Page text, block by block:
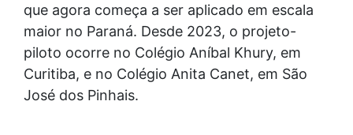
que agora começa a ser aplicado em escala
maior no Paraná. Desde 2023, o projeto-
piloto ocorre no Colégio Aníbal Khury, em
Curitiba, e no Colégio Anita Canet, em São
José dos Pinhais.